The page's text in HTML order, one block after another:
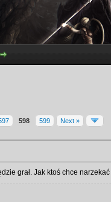
598 599 Next »
grał. Jak ktoś chce